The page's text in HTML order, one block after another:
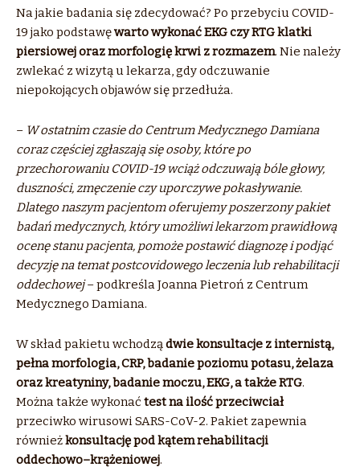
Na jakie badania się zdecydować? Po przebyciu COVID-
19 jako podstawęwarto wykonać EKG czy RTGklatki
piersiowej oraz morfologię krwi z rozmazem. Nie należy
zwlekać z wizytą u lekarza, gdy odczuwanie
niepokojących objawów się przedłuża.
– W ostatnim czasie do Centrum Medycznego Damiana
coraz częściej zgłaszają się osoby, które po
przechorowaniu COVID-19 wciąż odczuwają bóle głowy,
duszności, zmęczenie czy uporczywe pokasływanie.
Dlatego naszym pacjentom oferujemy poszerzony pakiet
badań medycznych, który umożliwi lekarzom prawidłową
ocenę stanu pacjenta, pomoże postawić diagnozę i podjąć
decyzję na temat postcovidowego leczenia lub rehabilitacji
oddechowej– podkreśla Joanna Pietroń z Centrum
Medycznego Damiana.
W skład pakietu wchodządwie konsultacje z internistą,
pełna morfologia, CRP, badanie poziomu potasu, żelaza
oraz kreatyniny, badanie moczu, EKG, a także RTG.
Można także wykonać test na ilość przeciwciał
przeciwko wirusowi SARS-CoV-2. Pakiet zapewnia
równieżkonsultację pod kątem rehabilitacji
oddechowo–krążeniowej.